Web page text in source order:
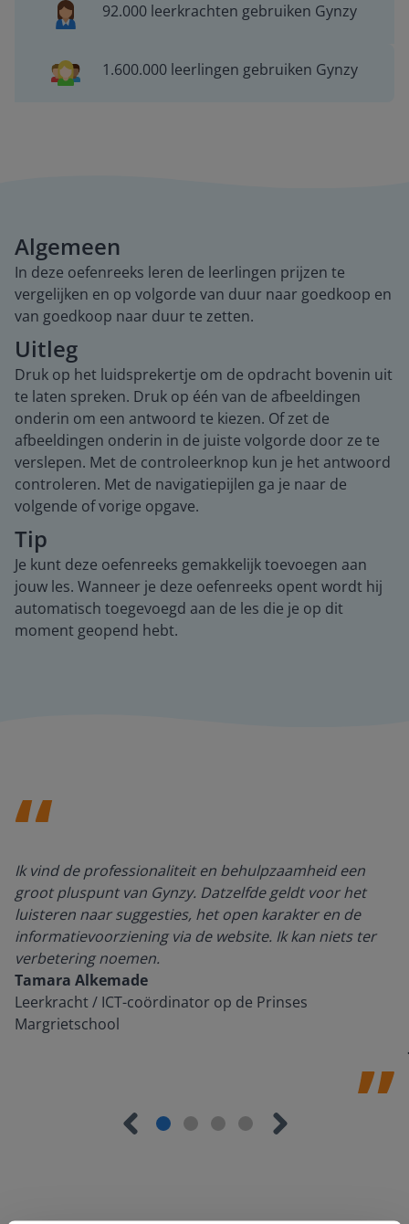
92.000 leerkrachten gebruiken Gynzy
1.600.000 leerlingen gebruiken Gynzy
Algemeen
In deze oefenreeks leren de leerlingen prijzen te
vergelijken en op volgorde van duur naar goedkoop en
van goedkoop naar duur te zetten.
Uitleg
Druk op het luidsprekertje om de opdracht bovenin uit
te laten spreken. Druk op één van de afbeeldingen
onderin om een antwoord te kiezen. Of zet de
afbeeldingen onderin in de juiste volgorde door ze te
verslepen. Met de controleerknop kun je het antwoord
controleren. Met de navigatiepijlen ga je naar de
volgende of vorige opgave.
Tip
Je kunt deze oefenreeks gemakkelijk toevoegen aan
jouw les. Wanneer je deze oefenreeks opent wordt hij
automatisch toegevoegd aan de les die je op dit
moment geopend hebt.
Ik vind de professionaliteit en behulpzaamheid een
groot pluspunt van Gynzy. Datzelfde geldt voor het
luisteren naar suggesties, het open karakter en de
informatievoorziening via de website. Ik kan niets ter
verbetering noemen.
Tamara Alkemade
Leerkracht / ICT-coördinator op de Prinses
Margrietschool